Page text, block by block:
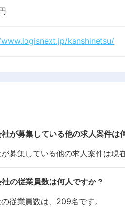
kanshinetsu/
が募集している他の求人案件は
募集している他の求人案件は現
の従業員数は何人ですか？
従業員数は、209名です。